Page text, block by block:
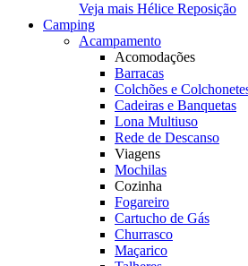
Veja mais Hélice Reposição
Camping
Acampamento
Acomodações
Barracas
Colchões e
Cadeiras e Banquetas
Lona Multiuso
Rede de Descanso
Viagens
Mochilas
Cozinha
Fogareiro
Cartucho de Gás
Churrasco
Maçarico